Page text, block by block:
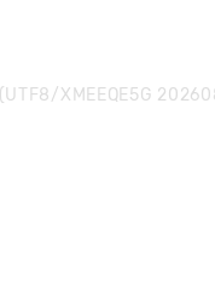
(UTF8/XMEEQE5G